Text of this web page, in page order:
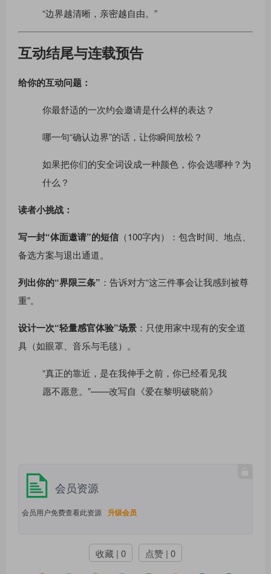
“边界越清晰，亲密越自由。”
互动结尾与连载预告
给你的互动问题：
你最舒适的一次约会邀请是什么样的表达？
哪一句“确认边界”的话，让你瞬间放松？
如果把你们的安全词设成一种颜色，你会选哪种？为
什么？
读者小挑战：
写一封“体面邀请”的短信 （100字内）：包含时间、地点、
备选方案与退出通道。
列出你的“界限三条” ：告诉对方“这三件事会让我感到被尊
重”。
设计一次“轻量感官体验”场景 ：只使用家中现有的安全道
具（如眼罩、音乐与毛毯）。
“真正的靠近，是在我伸手之前，你已经看见我
愿不愿意。”——改写自《爱在黎明破晓前》
会员资源
会员用户免费查看此资源 升级会员
收藏 | 0 点赞 | 0